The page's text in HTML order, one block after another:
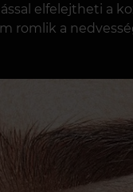
elfelejtheti a
romlik a